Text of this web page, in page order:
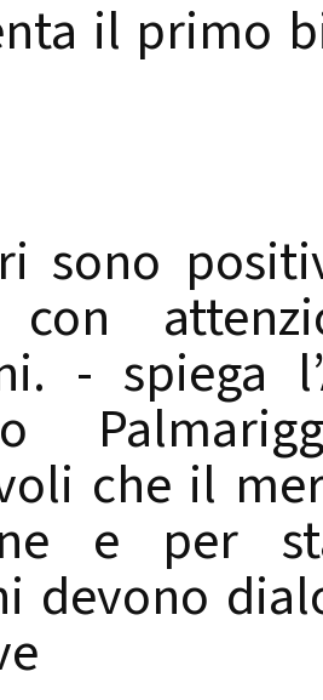
il primo
sono
con
- spiega
che il
e per
devono